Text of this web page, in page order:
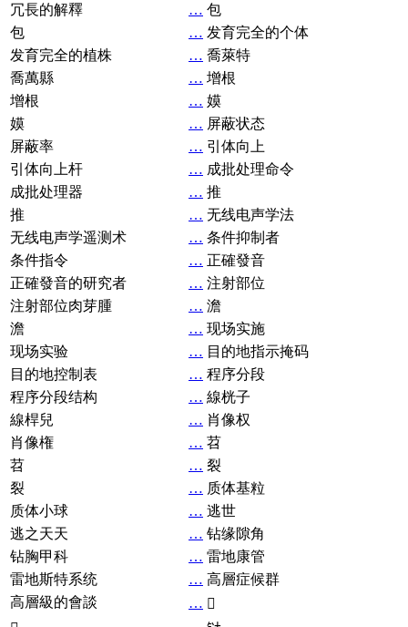
冗長的解釋
… 包
包
… 发育完全的个体
发育完全的植株
… 喬萊特
喬萬縣
… 增根
增根
… 嫫
嫫
… 屏蔽状态
屏蔽率
… 引体向上
引体向上杆
… 成批处理命令
成批处理器
… 推
推
… 无线电声学法
无线电声学遥测术
… 条件抑制者
条件指令
… 正確發音
正確發音的研究者
… 注射部位
注射部位肉芽腫
… 澹
澹
… 现场实施
现场实验
… 目的地指示掩码
目的地控制表
… 程序分段
程序分段结构
… 線桄子
線桿兒
… 肖像权
肖像権
… 苕
苕
… 裂
裂
… 质体基粒
质体小球
… 逃世
逃之天天
… 钻缘隙角
钻胸甲科
… 雷地康管
雷地斯特系统
… 高層症候群
高層級的會談
… 𧘞